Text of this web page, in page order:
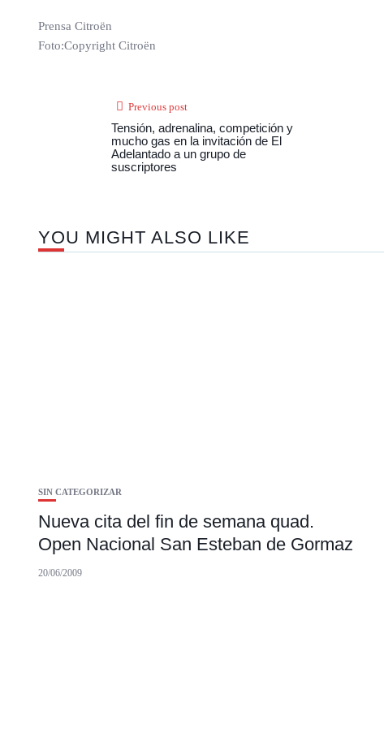
Prensa Citroën
Foto:Copyright Citroën
Previous post
Tensión, adrenalina, competición y
mucho gas en la invitación de El
Adelantado a un grupo de
suscriptores
YOU MIGHT ALSO LIKE
SIN CATEGORIZAR
Nueva cita del fin de semana quad.
Open Nacional San Esteban de Gormaz
20/06/2009